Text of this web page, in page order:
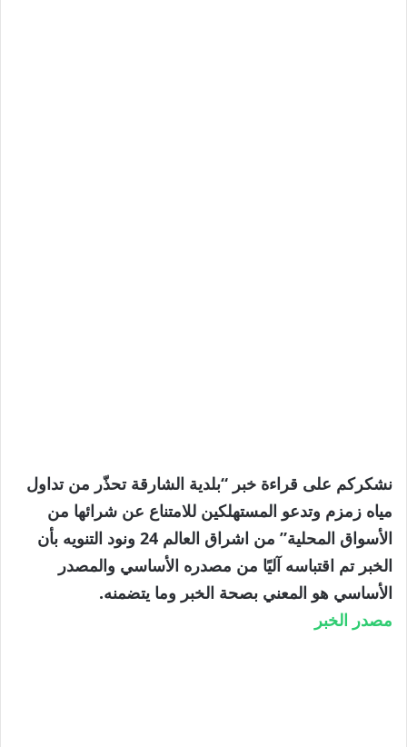
نشكركم على قراءة خبر “بلدية الشارقة تحذّر من تداول
مياه زمزم وتدعو المستهلكين للامتناع عن شرائها من
الأسواق المحلية” من اشراق العالم 24 ونود التنويه بأن
الخبر تم اقتباسه آليًا من مصدره الأساسي والمصدر
الأساسي هو المعني بصحة الخبر وما يتضمنه.
مصدر الخبر